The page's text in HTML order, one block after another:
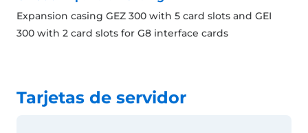
Expansion casing GEZ 300 with 5 card slots and GEI
300 with 2 card slots for G8 interface cards
Tarjetas de servidor